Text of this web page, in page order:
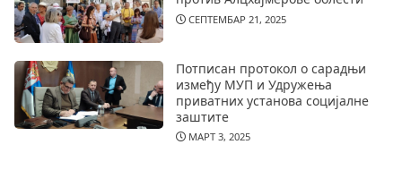
СЕПТЕМБАР 21, 2025
Потписан протокол о сарадњи
између МУП и Удружења
приватних установа социјалне
заштите
МАРТ 3, 2025